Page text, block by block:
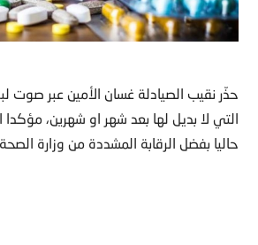
حذّر نقيب الصيادلة غسان الأمين عبر صوت
التي لا بديل لها بعد شهر او شهرين، مؤكدا
حاليا بفضل الرقابة المشددة من وزارة الصحة